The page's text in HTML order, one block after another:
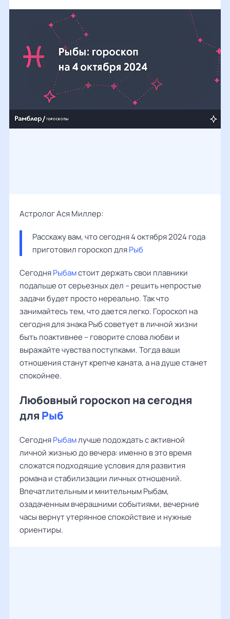
Астролог Ася Миллер:
Расскажу вам, что сегодня 4 октября 2024 года
приготовил гороскоп для Рыб
СегодняРыбамстоит держать свои плавники
подальше от серьезных дел – решить непростые
задачи будет просто нереально. Так что
занимайтесь тем, что дается легко. Гороскоп на
сегодня для знака Рыб советует в личной жизни
быть поактивнее – говорите слова любви и
выражайте чувства поступками. Тогда ваши
отношения станут крепче каната, а на душе станет
спокойнее.
Любовный гороскоп на сегодня
для Рыб
СегодняРыбамлучше подождать с активной
личной жизнью до вечера: именно в это время
сложатся подходящие условия для развития
романа и стабилизации личных отношений.
Впечатлительным и мнительным Рыбам,
озадаченным вчерашними событиями, вечерние
часы вернут утерянное спокойствие и нужные
ориентиры.